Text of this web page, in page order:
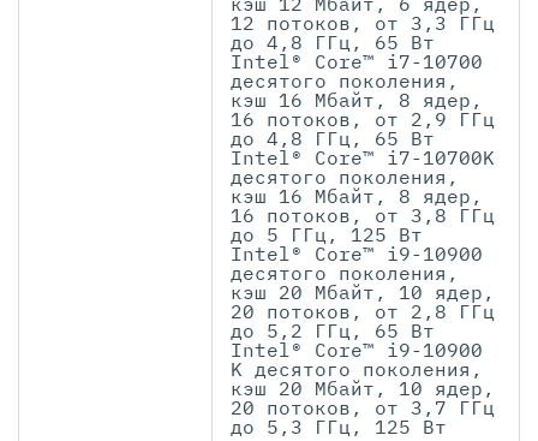
12 потоков, от 3,3 ГГц
до 4,8 ГГц, 65 Вт
Intel® Core™ i7-10700
десятого поколения,
кэш 16 Мбайт, 8 ядер,
16 потоков, от 2,9 ГГц
до 4,8 ГГц, 65 Вт
Intel® Core™ i7-10700K
десятого поколения,
кэш 16 Мбайт, 8 ядер,
16 потоков, от 3,8 ГГц
до 5 ГГц, 125 Вт
Intel® Core™ i9-10900
десятого поколения,
кэш 20 Мбайт, 10 ядер,
20 потоков, от 2,8 ГГц
до 5,2 ГГц, 65 Вт
Intel® Core™ i9-10900
K десятого поколения,
кэш 20 Мбайт, 10 ядер,
20 потоков, от 3,7 ГГц
до 5,3 ГГц, 125 Вт